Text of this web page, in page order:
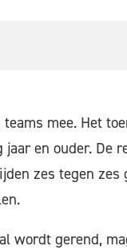
mee. Het
en ouder. De
zes tegen zes
wordt gerend,